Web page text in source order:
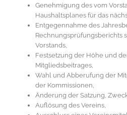
Genehmigung des vom
Haushaltsplanes für das
Entgegennahme des
Rechnungsprüfungsberichts
Vorstands,
Festsetzung der Höhe und
Mitgliedsbeitrages,
Wahl und Abberufung der
der Kommissionen,
Änderung der Satzung,
Auflösung des Vereins,